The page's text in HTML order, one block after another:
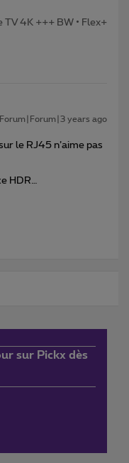
TV 4K +++ BW • Flex+
Forum|Forum|3 years ago
le RJ45 n’aime pas
HDR…
sur Pickx dès